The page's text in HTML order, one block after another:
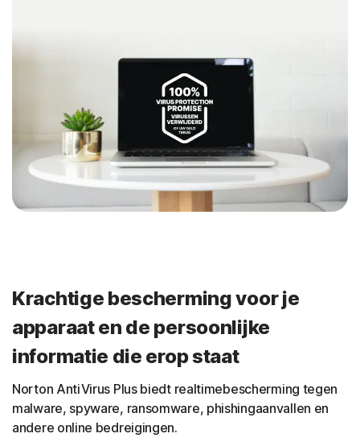
Krachtige bescherming voor je
apparaat en de persoonlijke
informatie die erop staat
Norton AntiVirus Plus biedt realtimebescherming tegen
malware, spyware, ransomware, phishingaanvallen en
andere online bedreigingen.